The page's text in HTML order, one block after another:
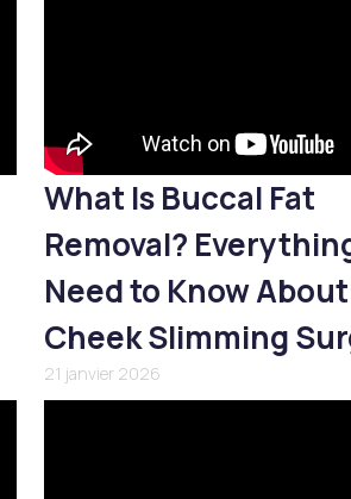
What Is Buccal Fat
Removal?
Need to Know About
Cheek Slimming
21 janvier 2026